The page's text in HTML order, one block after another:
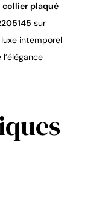
collier plaqué
sur
intemporel